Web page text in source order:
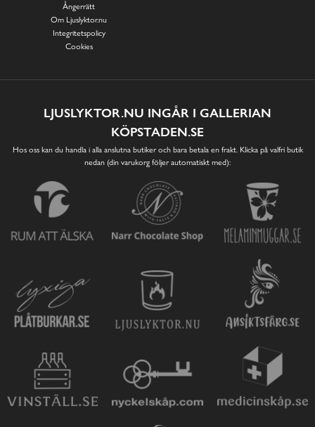
Ångerrätt
Om Ljuslyktor.nu
Integritetspolicy
Cookies
LJUSLYKTOR.NU INGÅR I GALLERIAN
KÖPSTADEN.SE
Hos oss kan du handla i alla anslutna butiker och bara betala en frakt. Klicka på valfri butik
nedan (din varukorg följer automatiskt med):